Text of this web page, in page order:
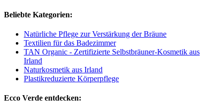
Beliebte Kategorien:
Natürliche Pflege zur Verstärkung der Bräune
Textilien für das Badezimmer
TAN Organic - Zertifizierte Selbstbräuner-Kosmetik aus
Irland
Naturkosmetik aus Irland
Plastikreduzierte Körperpflege
Ecco Verde entdecken: